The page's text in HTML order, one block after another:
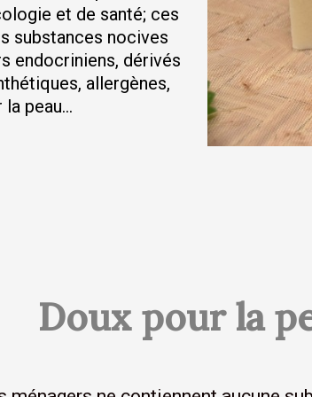
et de santé; ces
substances nocives
endocriniens, dérivés
allergènes,
peau…
Doux pour la